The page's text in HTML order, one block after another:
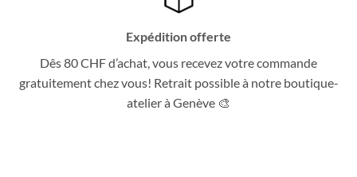
Expédition offerte
Dês 80 CHF d’achat, vous recevez votre commande
gratuitement chez vous! Retrait possible à notre boutique-
atelier à Genève 🎨